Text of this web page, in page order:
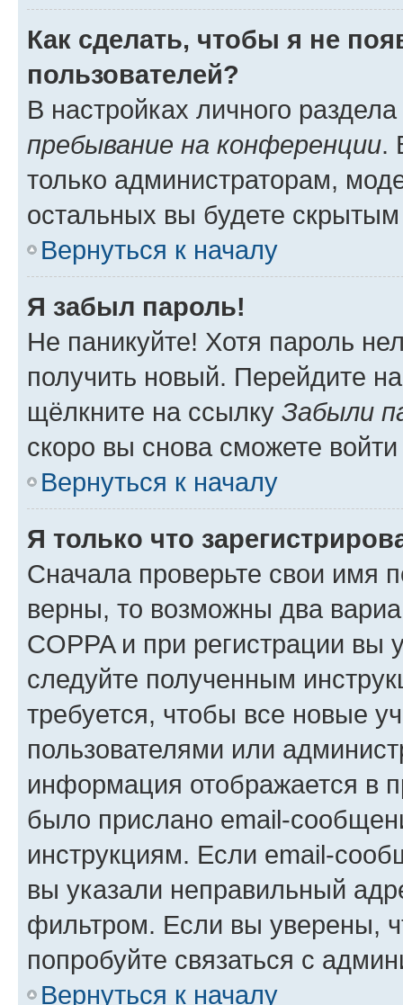
Как сделать, чтобы я не
пользователей?
В настройках личного
пребывание на конференции.
только администраторам,
остальных вы будете
Вернуться к началу
Я забыл пароль!
Не паникуйте! Хотя пароль
получить новый. Перейдите
щёлкните на ссылку Забыли
скоро вы снова сможете
Вернуться к началу
Я только что
Сначала проверьте свои имя
верны, то возможны два
COPPA и при регистрации вы
следуйте полученным
требуется, чтобы все новые
пользователями или
информация отображается в
было прислано email-
инструкциям. Если email-
вы указали неправильный
фильтром. Если вы уверены,
попробуйте связаться с
Вернуться к началу